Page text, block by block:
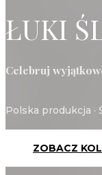
ŁUKI
Celebruj
Polska produkcja ·
ZOBACZ